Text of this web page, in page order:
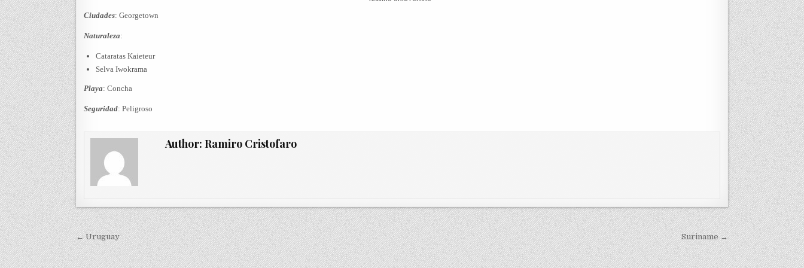
Ciudades: Georgetown
Naturaleza:
Cataratas Kaieteur
Selva Iwokrama
Playa: Concha
Seguridad: Peligroso
Author:Ramiro Cristofaro
Navegación de entradas
← Uruguay Suriname →